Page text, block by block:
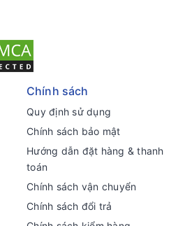
Chính sách
Quy định sử dụng
Chính sách bảo mật
Hướng dẫn đặt hàng & thanh
toán
Chính sách vận chuyển
Chính sách đổi trả